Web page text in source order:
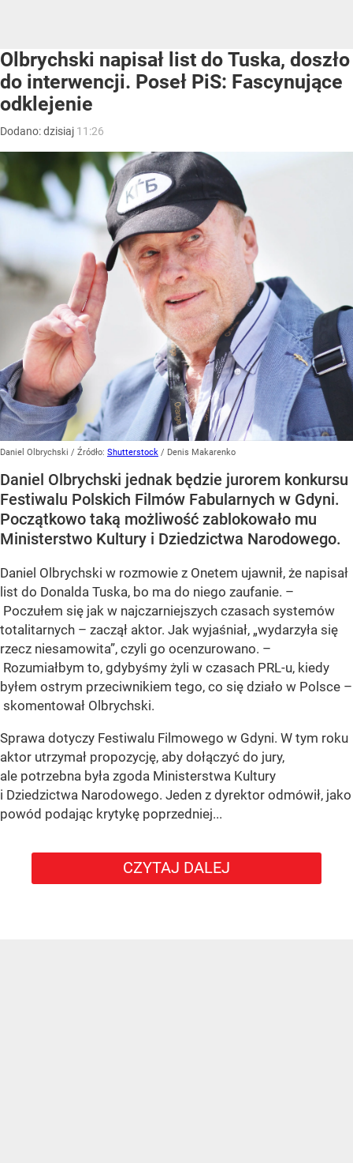
Olbrychski napisał list do Tuska, doszło
do interwencji. Poseł PiS: Fascynujące
odklejenie
Dodano:dzisiaj 11:26
Daniel Olbrychski / Źródło: Shutterstock / Denis Makarenko
Daniel Olbrychski jednak będzie jurorem konkursu
Festiwalu Polskich Filmów Fabularnych w Gdyni.
Początkowo taką możliwość zablokowało mu
Ministerstwo Kultury i Dziedzictwa Narodowego.
Daniel Olbrychski w rozmowie z Onetem ujawnił, że napisał
list do Donalda Tuska, bo ma do niego zaufanie. –
Poczułem się jak w najczarniejszych czasach systemów
totalitarnych – zaczął aktor. Jak wyjaśniał, „wydarzyła się
rzecz niesamowita”, czyli go ocenzurowano. –
Rozumiałbym to, gdybyśmy żyli w czasach PRL-u, kiedy
byłem ostrym przeciwnikiem tego, co się działo w Polsce –
skomentował Olbrychski.
Sprawa dotyczy Festiwalu Filmowego w Gdyni. W tym roku
aktor utrzymał propozycję, aby dołączyć do jury,
ale potrzebna była zgoda Ministerstwa Kultury
i Dziedzictwa Narodowego. Jeden z dyrektor odmówił, jako
powód podając krytykę poprzedniej...
CZYTAJ DALEJ